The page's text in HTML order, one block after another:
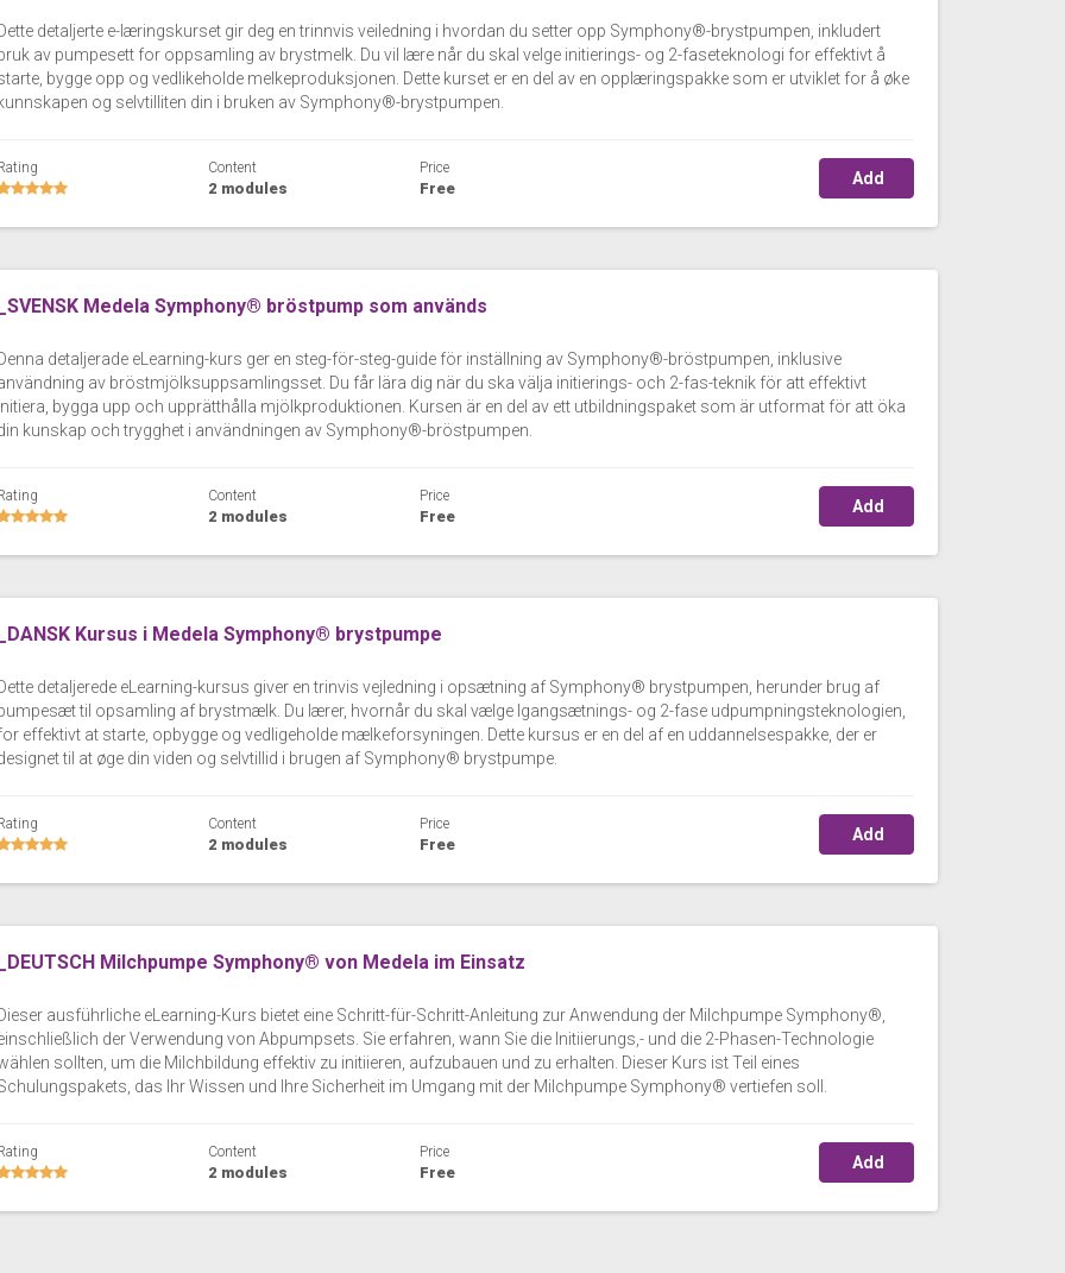
detaljerte e-læringskurset gir deg en trinnvis veiledning i hvordan du setter opp Symphony®-brystpumpen, inkludert
av pumpesett for oppsamling av brystmelk. Du vil lære når du skal velge initierings- og 2-faseteknologi for effektivt å
bygge opp og vedlikeholde melkeproduksjonen. Dette kurset er en del av en opplæringspakke som er utviklet for å øke
og selvtilliten din i bruken av Symphony®-brystpumpen.
Content
2 modules
Price
Free
Add
Medela Symphony® bröstpump som används
detaljerade eLearning-kurs ger en steg-för-steg-guide för inställning av Symphony®-bröstpumpen, inklusive
av bröstmjölksuppsamlingsset. Du får lära dig när du ska välja initierings- och 2-fas-teknik för att effektivt
bygga upp och upprätthålla mjölkproduktionen. Kursen är en del av ett utbildningspaket som är utformat för att öka
kunskap och trygghet i användningen av Symphony®-bröstpumpen.
Content
2 modules
Price
Free
Add
Kursus i Medela Symphony® brystpumpe
detaljerede eLearning-kursus giver en trinvis vejledning i opsætning af Symphony® brystpumpen, herunder brug af
til opsamling af brystmælk. Du lærer, hvornår du skal vælge Igangsætnings- og 2-fase udpumpningsteknologien,
effektivt at starte, opbygge og vedligeholde mælkeforsyningen. Dette kursus er en del af en uddannelsespakke, der er
til at øge din viden og selvtillid i brugen af Symphony® brystpumpe.
Content
2 modules
Price
Free
Add
Milchpumpe Symphony® von Medela im Einsatz
ausführliche eLearning-Kurs bietet eine Schritt-für-Schritt-Anleitung zur Anwendung der Milchpumpe Symphony®,
der Verwendung von Abpumpsets. Sie erfahren, wann Sie die Initiierungs,- und die 2-Phasen-Technologie
sollten, um die Milchbildung effektiv zu initiieren, aufzubauen und zu erhalten. Dieser Kurs ist Teil eines
das Ihr Wissen und Ihre Sicherheit im Umgang mit der Milchpumpe Symphony® vertiefen soll.
Content
2 modules
Price
Free
Add